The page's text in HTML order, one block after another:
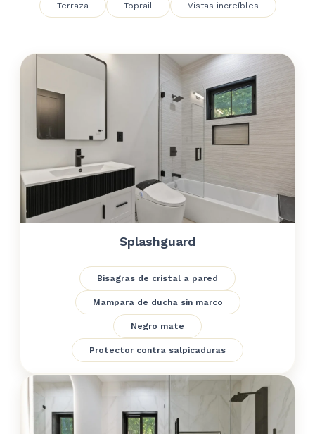
Terraza Toprail Vistas increíbles
Splashguard
Bisagras de cristal a pared
Mampara de ducha sin marco
Negro mate
Protector contra salpicaduras